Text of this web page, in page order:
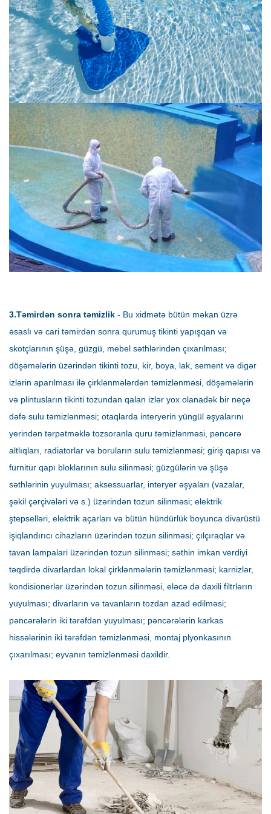
3.Təmirdən sonra təmizlik - Bu xidmətə bütün məkan üzrə
əsaslı və cari təmirdən sonra qurumuş tikinti yapışqan və
skotçlarının şüşə, güzgü, mebel səthlərindən çıxarılması;
döşəmələrin üzərindən tikinti tozu, kir, boya, lak, sement və digər
izlərin aparılması ilə çirklənmələrdən təmizlənməsi, döşəmələrin
və plintusların tikinti tozundan qalan izlər yox olanadək bir neçə
dəfə sulu təmizlənməsi; otaqlarda interyerin yüngül əşyalarını
yerindən tərpətməklə tozsoranla quru təmizlənməsi, pəncərə
altlıqları, radiatorlar və boruların sulu təmizlənməsi; giriş qapısı və
furnitur qapı bloklarının sulu silinməsi; güzgülərin və şüşə
səthlərinin yuyulması; aksessuarlar, interyer əşyaları (vazalar,
şəkil çərçivələri və s.) üzərindən tozun silinməsi; elektrik
ştepselləri, elektrik açarları və bütün hündürlük boyunca divarüstü
işiqlandırıcı cihazların üzərindən tozun silinməsi; çılçıraqlar və
tavan lampalari üzərindən tozun silinməsi; səthin imkan verdiyi
təqdirdə divarlardan lokal çirklənmələrin təmizlənməsi; karnizlər,
kondisionerlər üzərindən tozun silinməsi, eləcə də daxili filtrlərın
yuyulması; divarların və tavanların tozdan azad edilməsi;
pəncərələrin iki tərəfdən yuyulması; pəncərələrin karkas
hissələrinin iki tərəfdən təmizlənməsi, montaj plyonkasının
çıxarılması; eyvanın təmizlənməsi daxildir.